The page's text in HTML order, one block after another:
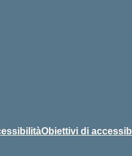
Obiettivi di